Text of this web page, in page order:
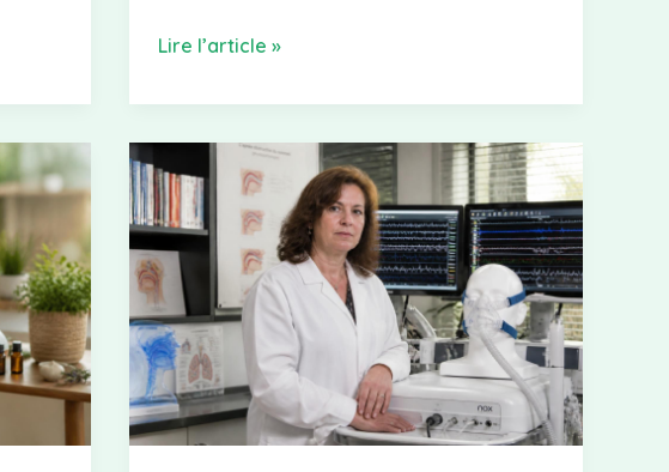
Canal
douleur
identifier
et
soulager
les
douleurs
au
poignet
et
bras
Lire l’article »